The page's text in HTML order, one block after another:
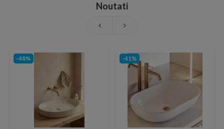
Noutati
-48% -41%